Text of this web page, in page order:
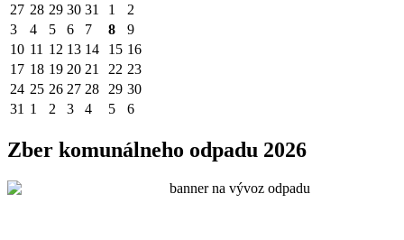
27 28 29 30 31 1
2
3
4 5 6 7 8
9
10 11 12 13 14 15 16
17 18 19 20 21 22 23
24 25 26 27 28 29 30
31 1 2 3 4 5 6
Zber komunálneho odpadu 2026